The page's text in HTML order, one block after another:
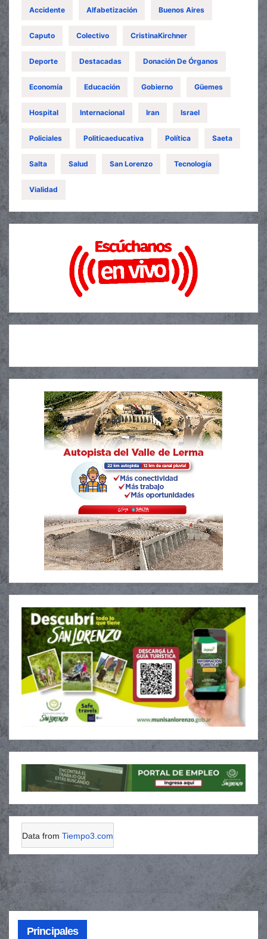
Accidente Alfabetización Buenos Aires
Caputo Colectivo CristinaKirchner
Deporte Destacadas Donación De Órganos
Economía Educación Gobierno Güemes
Hospital Internacional Iran Israel
Policiales Politicaeducativa Política Saeta
Salta Salud San Lorenzo Tecnología
Vialidad
Data from Tiempo3.com
Principales